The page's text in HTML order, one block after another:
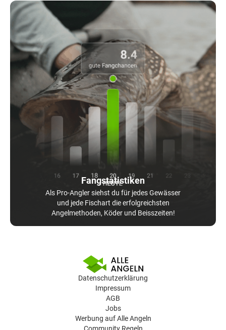
Fangstatistiken
Als Pro-Angler siehst du für jedes Gewässer
und jede Fischart die erfolgreichsten
Angelmethoden, Köder und Beisszeiten!
Datenschutzerklärung
Impressum
AGB
Jobs
Werbung auf Alle Angeln
Community Regeln